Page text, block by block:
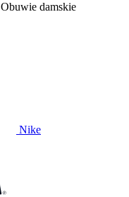
Obuwie damskie
Nike